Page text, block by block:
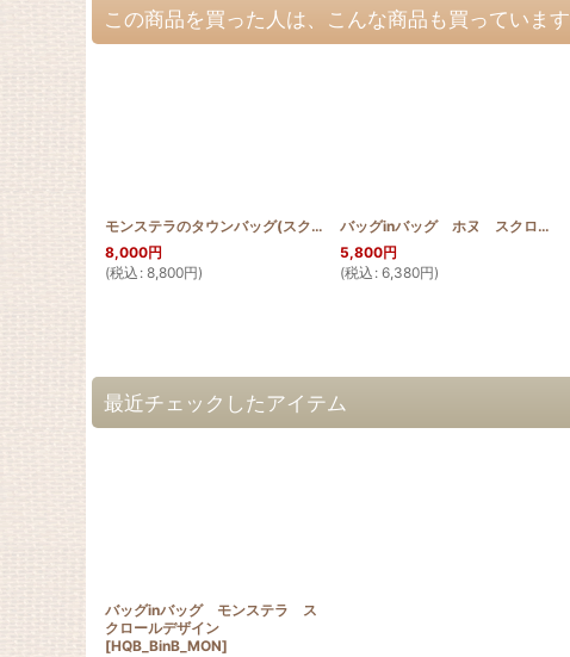
この商品を買った人は、こんな商品も買っています
モンステラのタウンバッグ(スクロールデザイン) [SCROLL_BAG_MON
8,000円
(税込 : 8,800円)
バッグinバッグ ホヌ スクロールデザイン
5,800円
(税込 : 6,380円)
最近チェックしたアイテム
バッグinバッグ モンステラ ス
クロールデザイン
[HQB_BinB_MON]